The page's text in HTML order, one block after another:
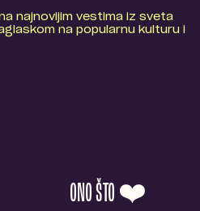
najnovijim vestima iz sveta
na popularnu kulturu i
ONO ŠTO ❤️